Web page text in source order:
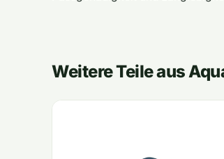
Weitere Teile aus